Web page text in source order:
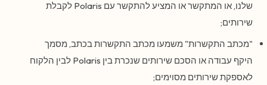
שלנו, או המתקשר או המציע להתקשר עם Polaris לקבלת
שירותים;
"מכתב התקשרות" משמעו מכתב התקשרות בכתב, מסמך
היקף עבודה או הסכם שירותים שנכרת בין Polaris לבין הלקוח
לאספקת שירותים מסוימים;